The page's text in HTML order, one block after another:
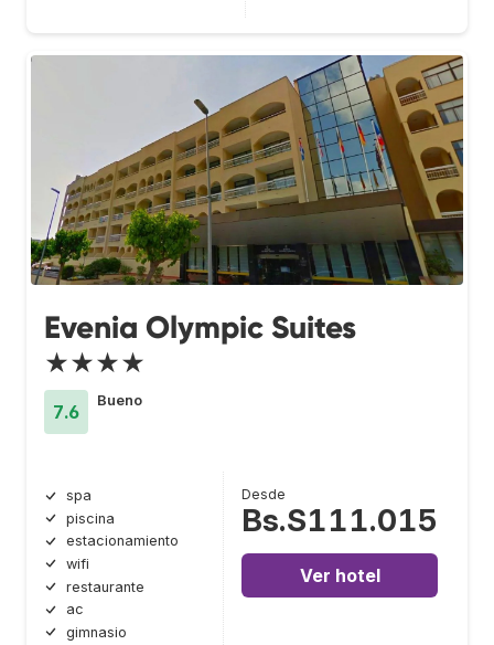
Evenia Olympic Suites
★★★★
7.6
Bueno
spa
piscina
estacionamiento
wifi
restaurante
ac
gimnasio
Desde
Bs.S111.015
Ver hotel